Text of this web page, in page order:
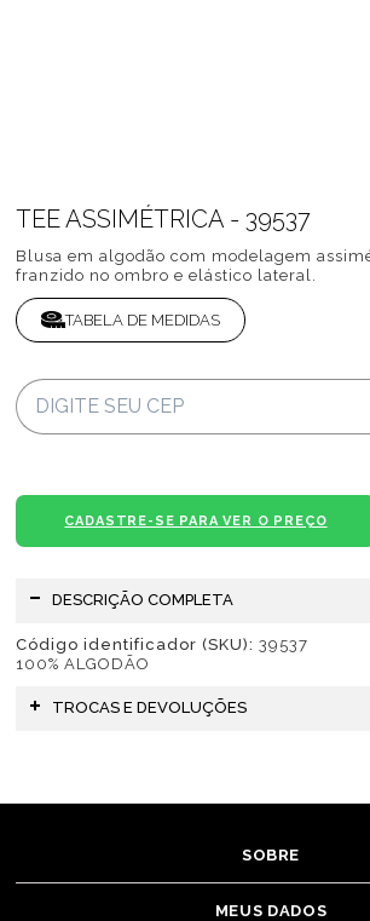
TEE ASSIMÉTRICA - 39537
CADASTRE-SE PARA VER O PREÇO
Blusa em algodão com modelagem
franzido no ombro e elástico lateral.
TABELA DE MEDIDAS
DESCRIÇÃO COMPLETA
Código identificador (SKU): 39537
100% ALGODÃO
TROCAS E DEVOLUÇÕES
SOBRE
MEUS DADOS